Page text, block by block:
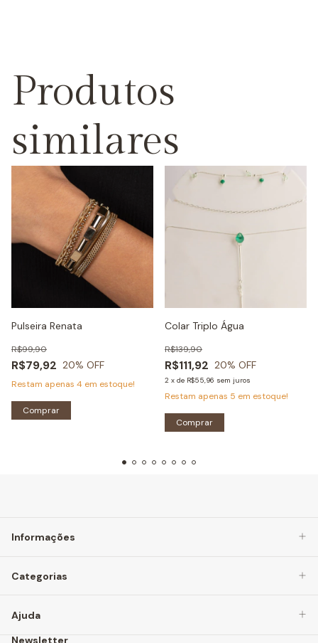
Produtos
similares
Pulseira Renata
R$79,92
R$99,90
20% OFF
Restam apenas 4 em estoque!
Colar Triplo Água
R$111,92
R$139,90
20% OFF
2 x de R$55,96 sem juros
Restam apenas 5 em estoque!
Comprar
Informações
Categorias
Ajuda
Newsletter